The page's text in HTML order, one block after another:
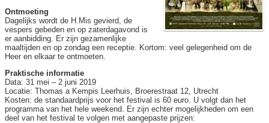
Ontmoeting
Dagelijks wordt de H.Mis gevierd, de
vespers gebeden en op zaterdagavond is
er aanbidding. Er zijn gezamenlijke
maaltijden en op zondag een receptie. Kortom: veel gelegenheid om de
Heer en elkaar te ontmoeten.
Praktische informatie
Data: 31 mei – 2 juni 2019
Locatie: Thomas a Kempis Leerhuis, Broerestraat 12, Utrecht
Kosten: de standaardprijs voor het festival is 60 euro. U volgt dan het
programma van het hele weekend. Er zijn echter mogelijkheden om een
deel van het festival te volgen met aangepaste prijzen: